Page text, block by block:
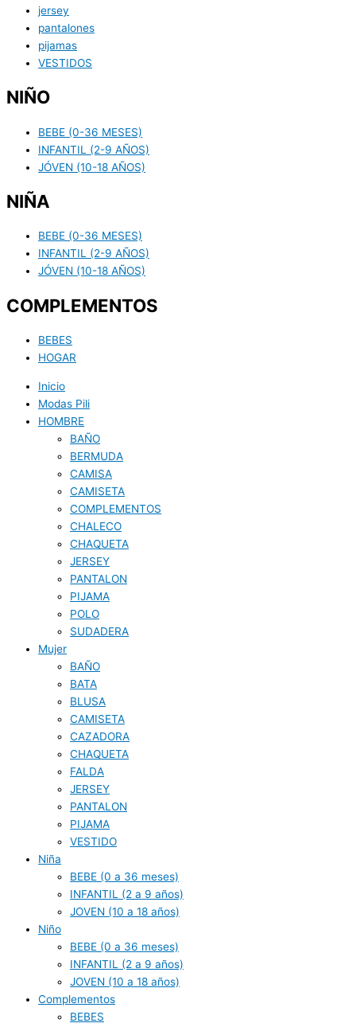
jersey
pantalones
pijamas
VESTIDOS
NIÑO
BEBE (0-36 MESES)
INFANTIL (2-9 AÑOS)
JÓVEN (10-18 AÑOS)
NIÑA
BEBE (0-36 MESES)
INFANTIL (2-9 AÑOS)
JÓVEN (10-18 AÑOS)
COMPLEMENTOS
BEBES
HOGAR
Inicio
Modas Pili
HOMBRE
BAÑO
BERMUDA
CAMISA
CAMISETA
COMPLEMENTOS
CHALECO
CHAQUETA
JERSEY
PANTALON
PIJAMA
POLO
SUDADERA
Mujer
BAÑO
BATA
BLUSA
CAMISETA
CAZADORA
CHAQUETA
FALDA
JERSEY
PANTALON
PIJAMA
VESTIDO
Niña
BEBE (0 a 36 meses)
INFANTIL (2 a 9 años)
JOVEN (10 a 18 años)
Niño
BEBE (0 a 36 meses)
INFANTIL (2 a 9 años)
JOVEN (10 a 18 años)
Complementos
BEBES